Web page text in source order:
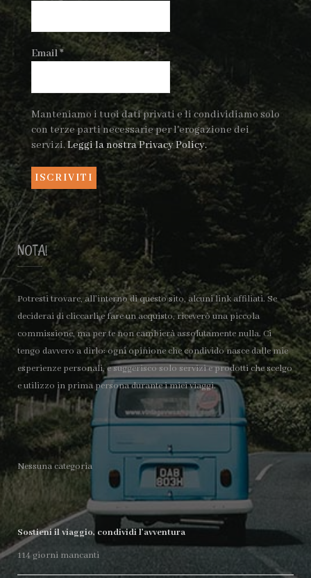
Email*
Manteniamo i tuoi dati privati e li condividiamo solo
con terze parti necessarie per l'erogazione dei
servizi.Leggi la nostra Privacy Policy.
NOTA!
Potresti trovare, all’interno di questo sito, alcuni link affiliati. Se
deciderai di cliccarli e fare un acquisto, riceverò una piccola
commissione, ma per te non cambierà assolutamente nulla. Ci
tengo davvero a dirlo: ogni opinione che condivido nasce dalle mie
esperienze personali, e suggerisco solo servizi e prodotti che scelgo
e utilizzo in prima persona durante i miei viaggi.
Nessuna categoria
Sostieni il viaggio, condividi l’avventura
114 giorni mancanti